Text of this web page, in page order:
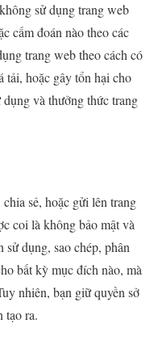
sử dụng trang web
cấm đoán nào theo các
trang web theo cách có
tải, hoặc gây tổn hại cho
và thưởng thức trang
sẻ, hoặc gửi lên trang
coi là không bảo mật và
dụng, sao chép, phân
bất kỳ mục đích nào, mà
nhiên, bạn giữ quyền sở
tạo ra.